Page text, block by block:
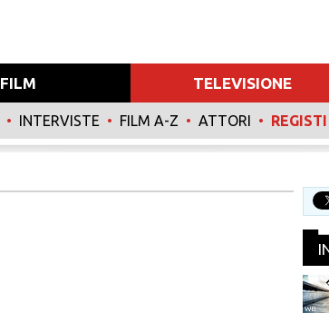
FILM TELEVISIONE
• INTERVISTE • FILM A-Z • ATTORI • REGISTI
WB